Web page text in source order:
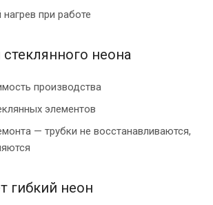
при работе
неона
производства
элементов
— трубки не восстанавливаются,
гибкий неон